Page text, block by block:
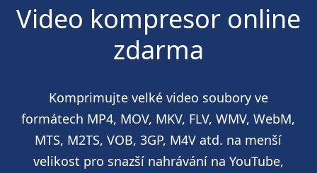
Video kompresor online
zdarma
Komprimujte velké video soubory ve
formátech MP4, MOV, MKV, FLV, WMV, WebM,
MTS, M2TS, VOB, 3GP, M4V atd. na menší
velikost pro snazší nahrávání na YouTube,